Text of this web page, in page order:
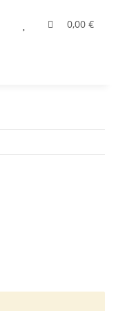
0,00 €